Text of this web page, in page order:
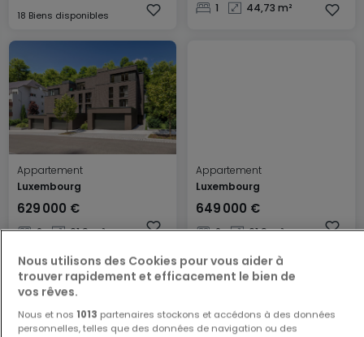
18 Biens disponibles
1 44,73 m²
Appartement
Luxembourg
629 000 €
2 61,9 m²
Appartement
Luxembourg
649 000 €
2 61,9 m²
Nous utilisons des Cookies pour vous aider à
trouver rapidement et efficacement le bien de
vos rêves.
Nous et nos 1013 partenaires stockons et accédons à des données
personnelles, telles que des données de navigation ou des